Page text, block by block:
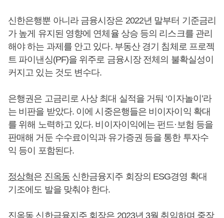
신한은행뿐 아니라 금융시장은 2022년 말부터 기준금리
가 높게 유지된 영향에 연체율 상승 등의 리스크를 관리
해야 하는 과제를 안고 있다. 부동산 경기 침체로 프로젝
트 파이낸싱(PF)을 위주로 금융시장 전체의 불확실성이
커지고 있는 것도 변수다.
은행권은 고금리로 사상 최대 실적을 거둬 ‘이자놀이’라
는 비판을 받았다. 이에 시중은행들은 비이자이익 확대
를 위해 노력하고 있다. 비이자이익에는 펀드·보험 등을
판매해 거둔 수수료이익과 유가증권 등을 통한 투자수
익 등이 포함된다.
정상혁은 진옥동신한금융지주 회장의 ESG경영 확대
기조에도 발을 맞춰야 한다.
진옥동 신한금융지주 회장은 2023년 3월 취임하며 중장